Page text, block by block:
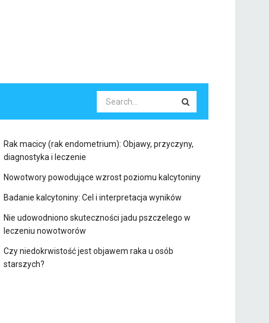
Rak macicy (rak endometrium): Objawy, przyczyny,
diagnostyka i leczenie
Nowotwory powodujące wzrost poziomu kalcytoniny
Badanie kalcytoniny: Cel i interpretacja wyników
Nie udowodniono skuteczności jadu pszczelego w
leczeniu nowotworów
Czy niedokrwistość jest objawem raka u osób
starszych?